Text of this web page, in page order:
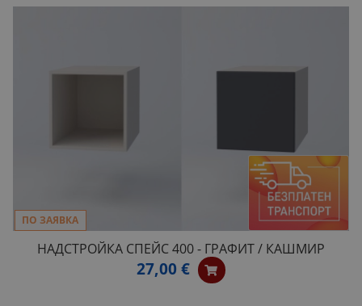
ПО ЗАЯВКА
НАДСТРОЙКА СПЕЙС 400 - ГРАФИТ / КАШМИР
27,00 €